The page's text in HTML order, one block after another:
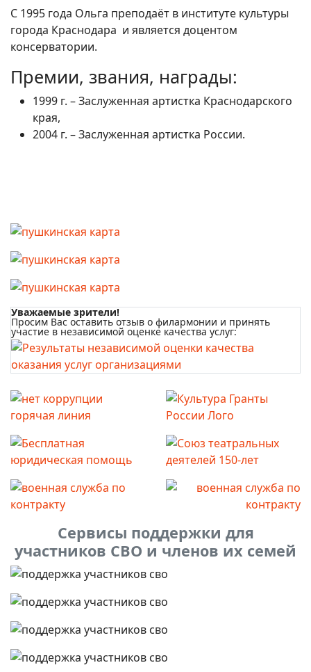
С 1995 года Ольга преподаёт в институте культуры
города Краснодара и является доцентом
консерватории.
Премии, звания, награды:
1999 г. – Заслуженная артистка Краснодарского
края,
2004 г. – Заслуженная артистка России.
Уважаемые зрители!
Просим Вас оставить отзыв о филармонии и принять
участие в независимой оценке качества услуг:
Сервисы поддержки для
участников СВО и членов их семей